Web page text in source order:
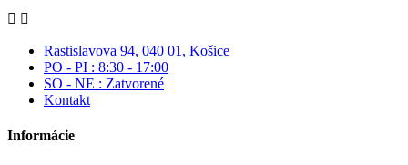
 
Rastislavova 94, 040 01, Košice
PO - PI : 8:30 - 17:00
SO - NE : Zatvorené
Kontakt
Informácie